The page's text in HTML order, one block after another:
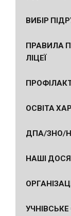
ВИБІР
ПРАВИЛА
ЛІЦЕЇ
ОСВІТА
ДПА/ЗНО/
НАШІ